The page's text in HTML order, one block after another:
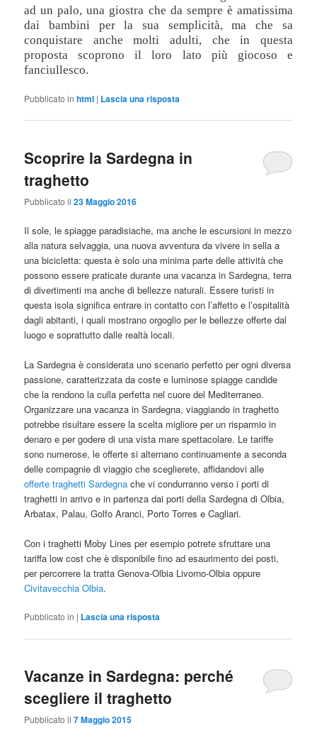
ad un palo, una giostra che da sempre è amatissima
dai bambini per la sua semplicità, ma che sa
conquistare anche molti adulti, che in questa
proposta scoprono il loro lato più giocoso e
fanciullesco.
Pubblicato in html | Lascia una risposta
Scoprire la Sardegna in
traghetto
Pubblicato il23 Maggio 2016
Il sole, le spiagge paradisiache, ma anche le escursioni in mezzo
alla natura selvaggia, una nuova avventura da vivere in sella a
una bicicletta: questa è solo una minima parte delle attività che
possono essere praticate durante una vacanza in Sardegna, terra
di divertimenti ma anche di bellezze naturali. Essere turisti in
questa isola significa entrare in contatto con l’affetto e l’ospitalità
dagli abitanti, i quali mostrano orgoglio per le bellezze offerte dal
luogo e soprattutto dalle realtà locali.
La Sardegna è considerata uno scenario perfetto per ogni diversa
passione, caratterizzata da coste e luminose spiagge candide
che la rendono la culla perfetta nel cuore del Mediterraneo.
Organizzare una vacanza in Sardegna, viaggiando in traghetto
potrebbe risultare essere la scelta migliore per un risparmio in
denaro e per godere di una vista mare spettacolare. Le tariffe
sono numerose, le offerte si alternano continuamente a seconda
delle compagnie di viaggio che sceglierete, affidandovi alle
offerte traghetti Sardegna che vi condurranno verso i porti di
traghetti in arrivo e in partenza dai porti della Sardegna di Olbia,
Arbatax, Palau, Golfo Aranci, Porto Torres e Cagliari.
Con i traghetti Moby Lines per esempio potrete sfruttare una
tariffa low cost che è disponibile fino ad esaurimento dei posti,
per percorrere la tratta Genova-Olbia Livorno-Olbia oppure
Civitavecchia Olbia.
Pubblicato in | Lascia una risposta
Vacanze in Sardegna: perché
scegliere il traghetto
Pubblicato il7 Maggio 2015